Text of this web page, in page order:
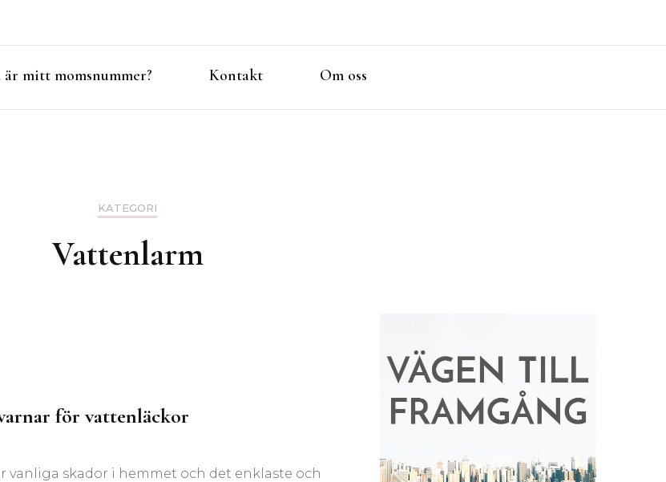
är mitt momsnummer? Kontakt Om oss
KATEGORI
Vattenlarm
för vattenläckor
vanliga skador i hemmet och det enklaste och